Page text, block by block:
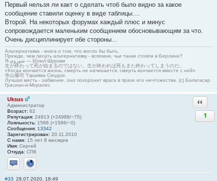
Первый нельзя ли какт о сделать чтоб было видно за какое
сообщение ставили оценку в виде таблицы....
Второй. На некоторых форумах каждый плюс и минус
сопровождается маленьким сообщением обосновывающим за что.
Очень дисциплинирует обе стороны...
Альтернативка - книга о том, что могло бы быть.
Прежде, чем писать альтернативку - вспомни, чьи танки стояли в Берлине?
Я-شوروی — šûravî-Шурави
生が終わって死が始まるのではない。生が終われば死もまた終わってしまうのだ。
«Когда кончается жизнь, смерть не начинается, смерть кончается вместе с ней»
寺山修司 Тэраяма Сюудзи
Лучшая месть - забвение, оно похоронит врага в прахе его ничтожества. (с) Бальтасар
Грасиан-и-Моралес
Uksus
Администратор
Возраст: 62
Репутация: 24913 (+24988/−75)
Лояльность: 1586 (+1586/−0)
Сообщения: 13342
Зарегистрирован: 20.11.2010
С нами: 15 лет 8 месяцев
Имя: Сергей
Откуда: СПб
Отправить личное сообщение
Сайт
1
#33 28.07.2020, 18:49